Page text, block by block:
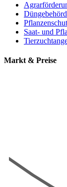
Saat- und
Markt & Preise